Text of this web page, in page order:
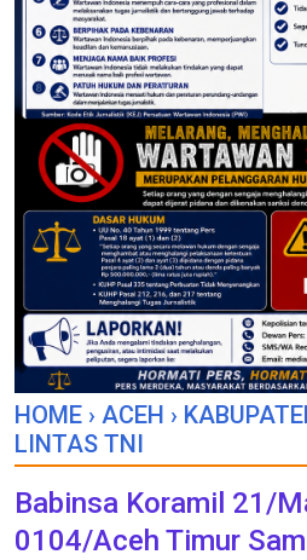
HOME › ACEH ›
LINTAS TNI
Babinsa Koramil 21/
0104/Aceh Timur